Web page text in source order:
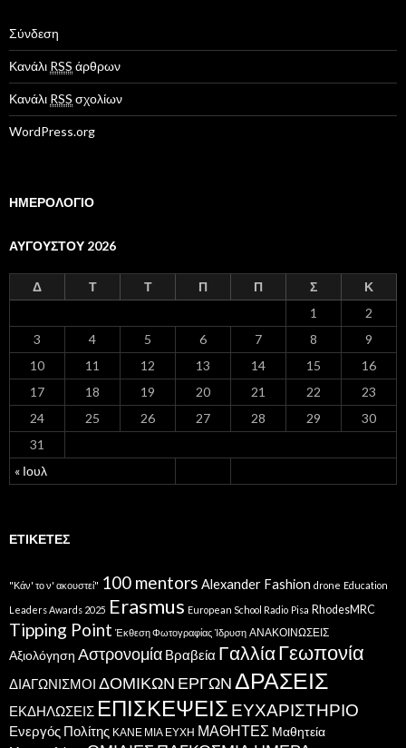
ί
ε
ς
Σύνδεση
Κανάλι RSS άρθρων
Κανάλι RSS σχολίων
WordPress.org
ΗΜΕΡΟΛΟΓΙΟ
ΑΥΓΟΎΣΤΟΥ 2026
Δ Τ Τ Π Π Σ Κ
« Ιουλ
1
2
3
4 5 6 7 8
9
10
11 12 13 14 15
16
17
18 19 20 21 22
23
24
25 26 27 28 29
30
31
ΕΤΙΚΈΤΕΣ
"Κάν' το ν' ακουστεί" 100 mentors Alexander Fashion drone Education
Leaders Awards 2025 Erasmus European School Radio Pisa RhodesMRC
Tipping Point Έκθεση Φωτογραφίας Ίδρυση ΑΝΑΚΟΙΝΩΣΕΙΣ
Αξιολόγηση Αστρονομία Βραβεία ΓαλλίαΓεωπονία
ΔΙΑΓΩΝΙΣΜΟΙ ΔΟΜΙΚΩΝ ΕΡΓΩΝΔΡΑΣΕΙΣ
ΕΚΔΗΛΩΣΕΙΣ ΕΠΙΣΚΕΨΕΙΣ ΕΥΧΑΡΙΣΤΗΡΙΟ
Ενεργός Πολίτης ΚΑΝΕ ΜΙΑ ΕΥΧΗ ΜΑΘΗΤΕΣ Μαθητεία